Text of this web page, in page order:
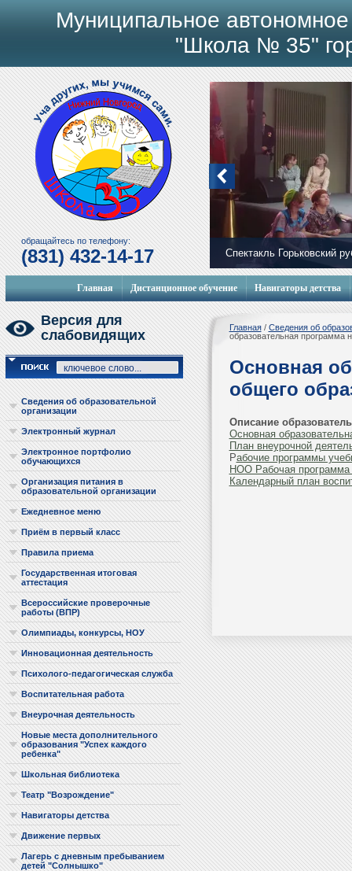
Спектакль Горьковский
обращайтесь по телефону:
(831) 432-14-17
Муниципальное
"Школа № 35"
Главная Дистанционное обучение Навигаторы детства
Версия для
слабовидящих
Сведения об образовательной
организации
Электронный журнал
Электронное портфолио
обучающихся
Организация питания в
образовательной организации
Ежедневное меню
Приём в первый класс
Правила приема
Государственная итоговая
аттестация
Всероссийские проверочные
работы (ВПР)
Олимпиады, конкурсы, НОУ
Инновационная деятельность
Психолого-педагогическая служба
Воспитательная работа
Внеурочная деятельность
Новые места дополнительного
образования "Успех каждого
ребенка"
Школьная библиотека
Театр "Возрождение"
Навигаторы детства
Движение первых
Лагерь с дневным пребыванием
детей "Солнышко"
Главная/ Сведения об
образовательная программа
Основная
общего
Описание
Основная
План внеурочной
Рабочие программы
НОО Рабочая программа
Календарный план